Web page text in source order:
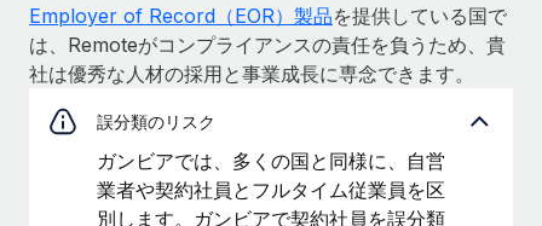
Employer of Record（EOR）製品を提供している国で
は、Remoteがコンプライアンスの責任を負うため、貴
社は優秀な人材の採用と事業成長に専念できます。
誤分類のリスク
ガンビアでは、多くの国と同様に、自営
業者や契約社員とフルタイム従業員を区
別します。ガンビアで契約社員を誤分類